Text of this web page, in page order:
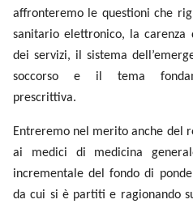
affronteremo le questioni che
sanitario elettronico, la carenza
dei servizi, il sistema
soccorso e il tema
prescrittiva.
Entreremo nel merito anche del
ai medici di medicina
incrementale del fondo di
da cui si è partiti e ragionando